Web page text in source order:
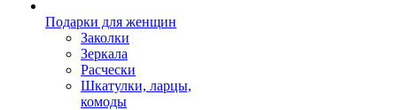
Подарки для женщин
Заколки
Зеркала
Расчески
Шкатулки, ларцы,
комоды